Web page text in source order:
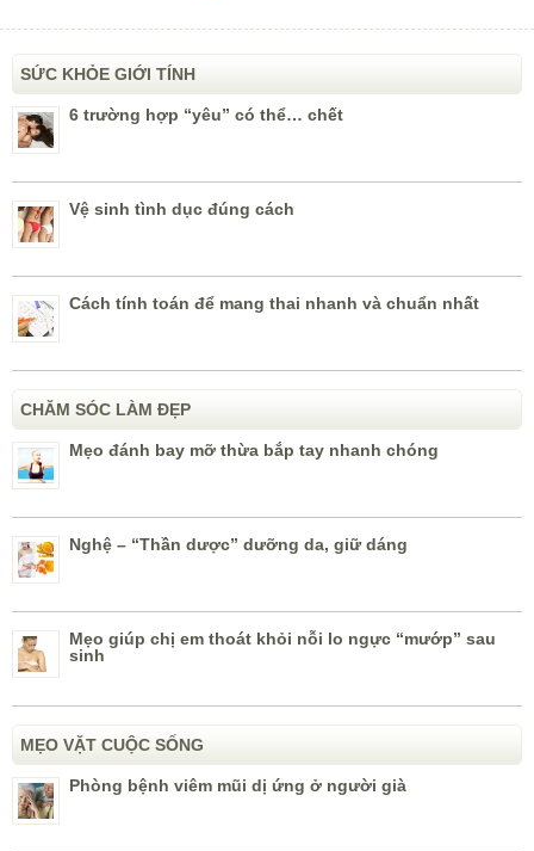
SỨC KHỎE GIỚI TÍNH
6 trường hợp “yêu” có thể… chết
Vệ sinh tình dục đúng cách
Cách tính toán để mang thai nhanh và chuẩn nhất
CHĂM SÓC LÀM ĐẸP
Mẹo đánh bay mỡ thừa bắp tay nhanh chóng
Nghệ – “Thần dược” dưỡng da, giữ dáng
Mẹo giúp chị em thoát khỏi nỗi lo ngực “mướp” sau
sinh
MẸO VẶT CUỘC SỐNG
Phòng bệnh viêm mũi dị ứng ở người già